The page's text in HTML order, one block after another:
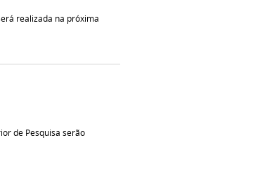
realizada na próxima
de Pesquisa serão